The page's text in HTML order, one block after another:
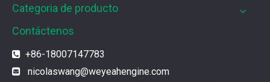
Muchos consumidores quieren encontrar
Se pueden utilizar piezas de diferentes series de
Categoria de producto
Contáctenos
 +86-18007147783
 nicolaswang@weyeahengine.com